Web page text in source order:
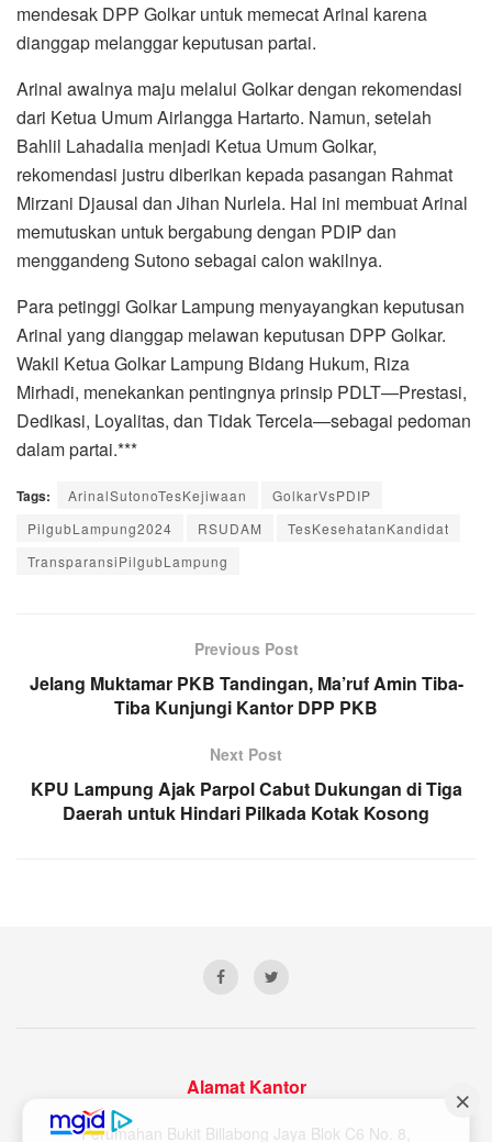
mendesak DPP Golkar untuk memecat Arinal karena
dianggap melanggar keputusan partai.
Arinal awalnya maju melalui Golkar dengan rekomendasi
dari Ketua Umum Airlangga Hartarto. Namun, setelah
Bahlil Lahadalia menjadi Ketua Umum Golkar,
rekomendasi justru diberikan kepada pasangan Rahmat
Mirzani Djausal dan Jihan Nurlela. Hal ini membuat Arinal
memutuskan untuk bergabung dengan PDIP dan
menggandeng Sutono sebagai calon wakilnya.
Para petinggi Golkar Lampung menyayangkan keputusan
Arinal yang dianggap melawan keputusan DPP Golkar.
Wakil Ketua Golkar Lampung Bidang Hukum, Riza
Mirhadi, menekankan pentingnya prinsip PDLT—Prestasi,
Dedikasi, Loyalitas, dan Tidak Tercela—sebagai pedoman
dalam partai.***
Tags: ArinalSutonoTesKejiwaan
GolkarVsPDIP
PilgubLampung2024
RSUDAM
TesKesehatanKandidat
TransparansiPilgubLampung
Previous Post
Jelang Muktamar PKB Tandingan, Ma’ruf Amin Tiba-
Tiba Kunjungi Kantor DPP PKB
Next Post
KPU Lampung Ajak Parpol Cabut Dukungan di Tiga
Daerah untuk Hindari Pilkada Kotak Kosong
Alamat Kantor
Perumahan Bukit Billabong Jaya Blok C6 No. 8,